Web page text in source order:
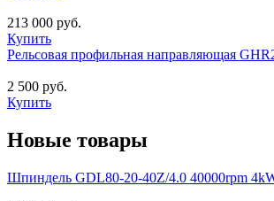
213 000 руб.
Купить
Рельсовая профильная направляющая
2 500 руб.
Купить
Новые товары
Шпиндель GDL80-20-40Z/4.0 40000rpm